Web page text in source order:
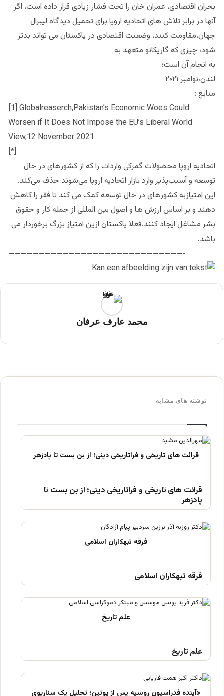
بحران اقتصادی، عمران خان را تحت فشار زیادی قرار داده است، اگر
آنها در برابر تلاش های اتحادیه اروپا برای تحمیل دیدگاه لیبرال
جهان،مقاومت کنند، وضعیت اقتصادی در پاکستان می تواند بدتر
شود، چیزی که گاریکانو متعهد به
به انجام آن است؛
لندن،نوامبر ۲۰۲۱
منابع :
[1] Globalreaserch,Pakistan’s Economic Woes Could
Worsen if It Does Not Impose the EU’s Liberal World
View,12 November 2021
[*]
اتحادیه اروپا محصولات گمرکی واردات را که از کشورهای در حال
توسعه و آسیب‌پذیر وارد بازار اتحادیه اروپا می‌شوند حذف می‌کند.
این امتیازبه کشورهای در حال توسعه کمک می کند تا فقر را کاهش
دهند و بر اساس ارزش ها و اصول بین المللی از جمله کار و حقوق
بشر مشاغل ایجاد کنند.فعلا پاکستان ازین امتیاز بزرگ برخوردار می
باشد.
—————————————————————————————-
محمد عارف عرفان
نوشته های مشابه
قرائت های تاریخی و فراتاریخی دینی؛ از بن بست تا
پادزهر
فرقه تبهکاران اسلامی
علم تاریخ